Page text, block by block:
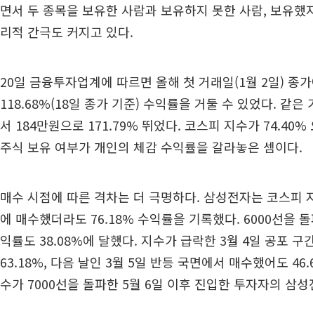
면서 두 종목을 보유한 사람과 보유하지 못한 사람, 보유했
리적 간극도 커지고 있다.
20일 금융투자업계에 따르면 올해 첫 거래일(1월 2일) 종
118.68%(18일 종가 기준) 수익률을 거둘 수 있었다. 같은
서 184만원으로 171.79% 뛰었다. 코스피 지수가 74.40%
주식 보유 여부가 개인의 체감 수익률을 갈라놓은 셈이다.
매수 시점에 따른 격차는 더 극명하다. 삼성전자는 코스피
에 매수했더라도 76.18% 수익률을 기록했다. 6000선을
익률도 38.08%에 달했다. 지수가 급락한 3월 4일 공포 구
63.18%, 다음 날인 3월 5일 반등 국면에서 매수했어도
수가 7000선을 돌파한 5월 6일 이후 진입한 투자자의 삼